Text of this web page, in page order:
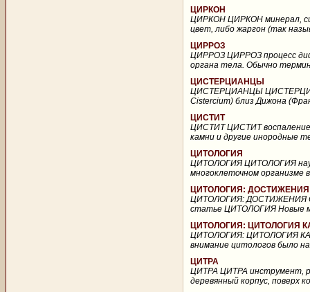
ЦИРКОН
ЦИРКОН ЦИРКОН минерал,
цвет, либо жаргон (так
ЦИРРОЗ
ЦИРРОЗ ЦИРРОЗ процесс
органа тела. Обычно
ЦИСТЕРЦИАНЦЫ
ЦИСТЕРЦИАНЦЫ
Cistercium) близ Дижона
ЦИСТИТ
ЦИСТИТ ЦИСТИТ воспаление
камни и другие инородные
ЦИТОЛОГИЯ
ЦИТОЛОГИЯ ЦИТОЛОГИЯ
многоклеточном организме
ЦИТОЛОГИЯ:
ЦИТОЛОГИЯ:
статье ЦИТОЛОГИЯ Новые
ЦИТОЛОГИЯ: ЦИТОЛОГИЯ
ЦИТОЛОГИЯ: ЦИТОЛОГИЯ
внимание цитологов было
ЦИТРА
ЦИТРА ЦИТРА инструмент,
деревянный корпус, поверх